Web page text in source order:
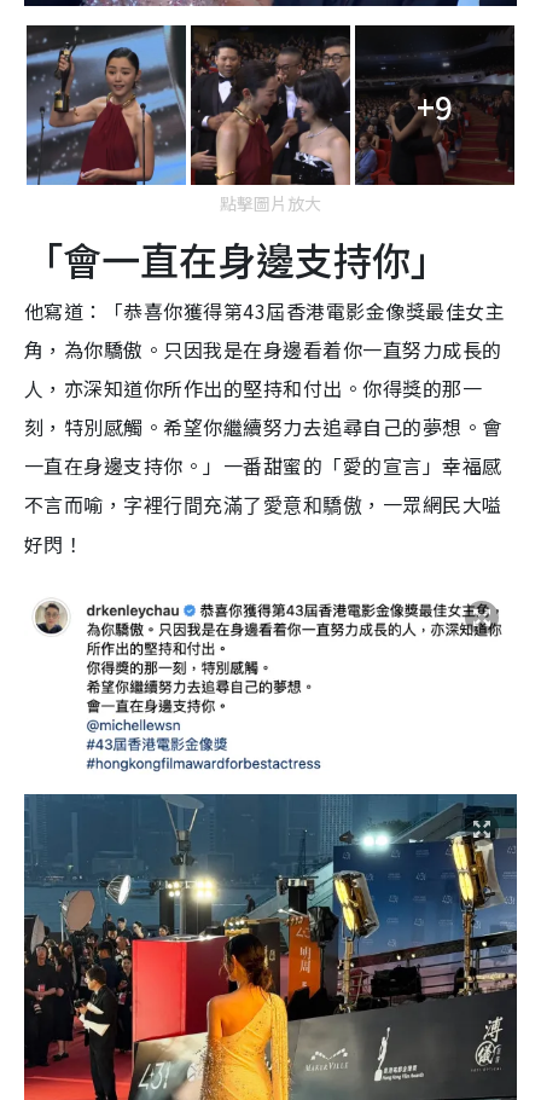
+9
點擊圖片放大
「會一直在身邊支持你」
他寫道：「恭喜你獲得第43屆香港電影金像獎最佳女主
角，為你驕傲。只因我是在身邊看着你一直努力成長的
人，亦深知道你所作出的堅持和付出。你得獎的那一
刻，特別感觸。希望你繼續努力去追尋自己的夢想。會
一直在身邊支持你。」一番甜蜜的「愛的宣言」幸福感
不言而喻， 字裡行間充滿了愛意和驕傲 ，一眾網民大嗌
好閃！